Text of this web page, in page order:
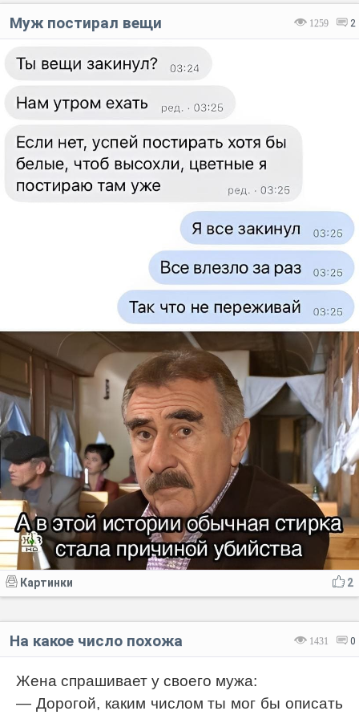
1259 2
Муж постирал вещи
2
Картинки
1431 0
На какое число похожа
Жена спрашивает у своего мужа:
— Дорогой, каким числом ты мог бы описать